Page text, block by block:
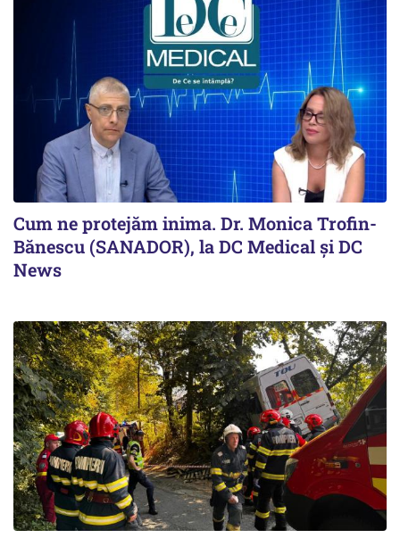
Cum ne protejăm inima. Dr. Monica Trofin-
Bănescu (SANADOR), la DC Medical și DC
News